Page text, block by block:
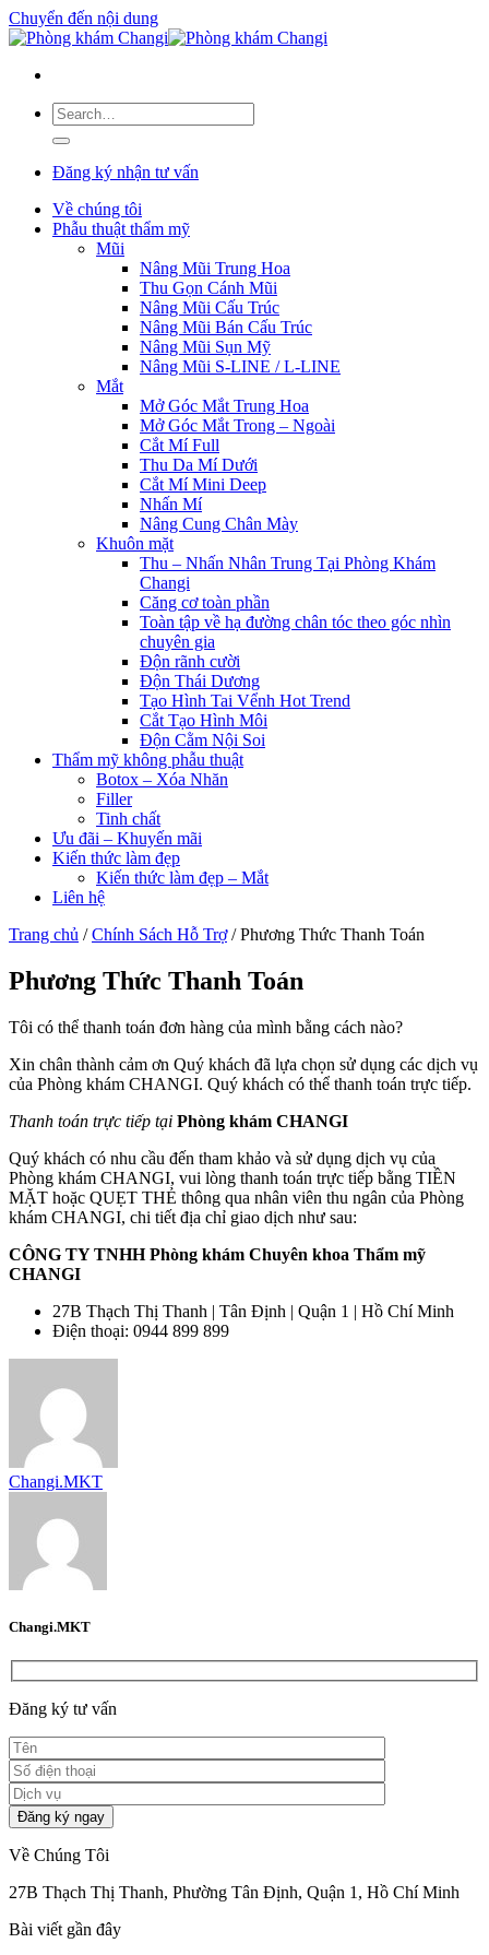
Chuyển đến nội dung
Đăng ký nhận tư vấn
Về chúng tôi
Phẫu thuật thẩm mỹ
Mũi
Nâng Mũi Trung Hoa
Thu Gọn Cánh Mũi
Nâng Mũi Cấu Trúc
Nâng Mũi Bán Cấu Trúc
Nâng Mũi Sụn Mỹ
Nâng Mũi S-LINE / L-LINE
Mắt
Mở Góc Mắt Trung Hoa
Mở Góc Mắt Trong – Ngoài
Cắt Mí Full
Thu Da Mí Dưới
Cắt Mí Mini Deep
Nhấn Mí
Nâng Cung Chân Mày
Khuôn mặt
Thu – Nhấn Nhân Trung Tại Phòng Khám
Changi
Căng cơ toàn phần
Toàn tập về hạ đường chân tóc theo góc nhìn
chuyên gia
Độn rãnh cười
Độn Thái Dương
Tạo Hình Tai Vểnh Hot Trend
Cắt Tạo Hình Môi
Độn Cằm Nội Soi
Thẩm mỹ không phẫu thuật
Botox – Xóa Nhăn
Filler
Tinh chất
Ưu đãi – Khuyến mãi
Kiến thức làm đẹp
Kiến thức làm đẹp – Mắt
Liên hệ
Trang chủ / Chính Sách Hỗ Trợ /Phương Thức Thanh Toán
Phương Thức Thanh Toán
Tôi có thể thanh toán đơn hàng của mình bằng cách nào?
Xin chân thành cảm ơn Quý khách đã lựa chọn sử dụng các dịch vụ
của Phòng khám CHANGI. Quý khách có thể thanh toán trực tiếp.
Thanh toán trực tiếp tại Phòng khám CHANGI
Quý khách có nhu cầu đến tham khảo và sử dụng dịch vụ của
Phòng khám CHANGI, vui lòng thanh toán trực tiếp bằng TIỀN
MẶT hoặc QUẸT THẺ thông qua nhân viên thu ngân của Phòng
khám CHANGI, chi tiết địa chỉ giao dịch như sau:
CÔNG TY TNHH Phòng khám Chuyên khoa Thẩm mỹ
CHANGI
27B Thạch Thị Thanh | Tân Định | Quận 1 | Hồ Chí Minh
Điện thoại: 0944 899 899
Changi.MKT
Changi.MKT
Đăng ký tư vấn
Về Chúng Tôi
27B Thạch Thị Thanh, Phường Tân Định, Quận 1, Hồ Chí Minh
Bài viết gần đây